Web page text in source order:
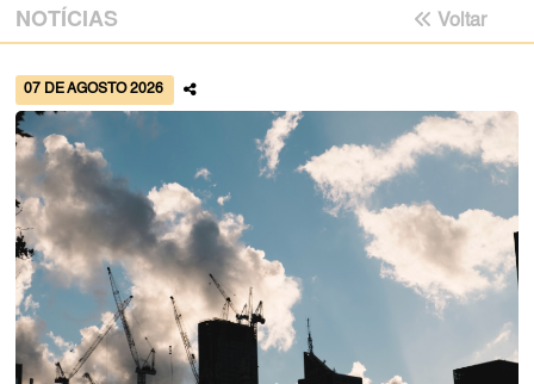
NOTÍCIAS Voltar
07 DE AGOSTO 2026